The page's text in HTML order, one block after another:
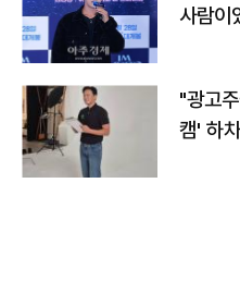
사람이
"광고
캠' 하